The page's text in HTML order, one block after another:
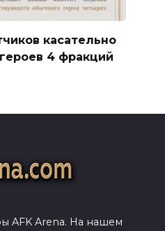
касательно
4 фракций
AFK Arena. На нашем